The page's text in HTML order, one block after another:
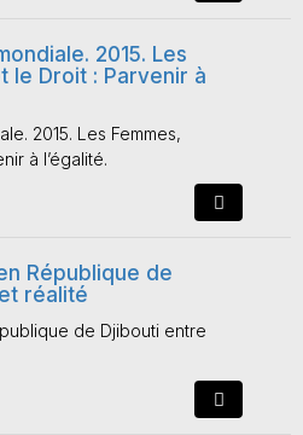
2015. Les
le Droit : Parvenir à
2015. Les Femmes,
à l’égalité.
République de
réalité
de Djibouti entre